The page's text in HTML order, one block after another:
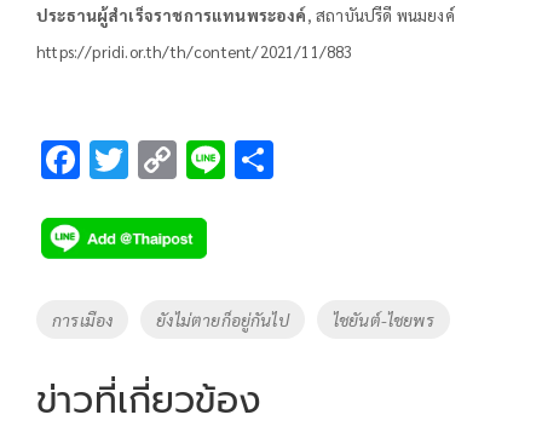
ประธานผู้สำเร็จราชการแทนพระองค์, สถาบันปรีดี พนมยงค์
https://pridi.or.th/th/content/2021/11/883
F
e
b
o
k
T
tt
er
C
p
y
Li
k
Li
Tags
การเมือง ยังไม่ตายก็อยู่กันไป ไชยันต์-ไชยพร
ข่าวที่เกี่ยวข้อง